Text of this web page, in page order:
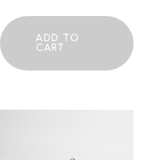
ADD TO
CART